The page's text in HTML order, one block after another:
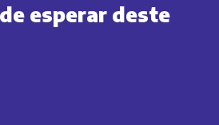
esperar deste